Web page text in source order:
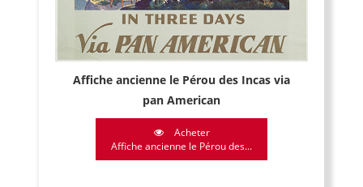
Affiche ancienne le Pérou des Incas via
pan American
Acheter
Affiche ancienne le Pérou des...